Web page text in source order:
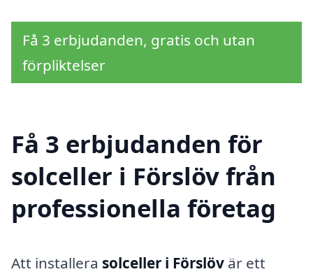
Få 3 erbjudanden, gratis och utan
förpliktelser
Få 3 erbjudanden för
solceller i Förslöv från
professionella företag
Att installera solceller i Förslöv är ett